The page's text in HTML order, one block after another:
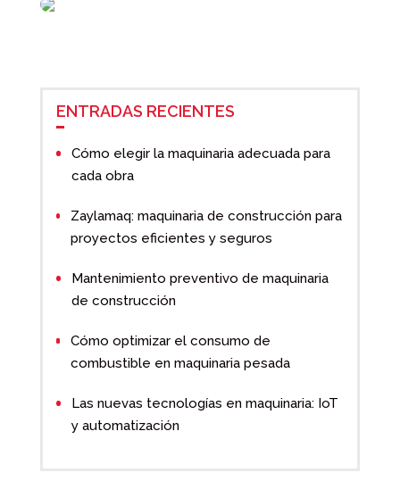
ENTRADAS RECIENTES
Cómo elegir la maquinaria adecuada para
cada obra
Zaylamaq: maquinaria de construcción para
proyectos eficientes y seguros
Mantenimiento preventivo de maquinaria
de construcción
Cómo optimizar el consumo de
combustible en maquinaria pesada
Las nuevas tecnologías en maquinaria: IoT
y automatización